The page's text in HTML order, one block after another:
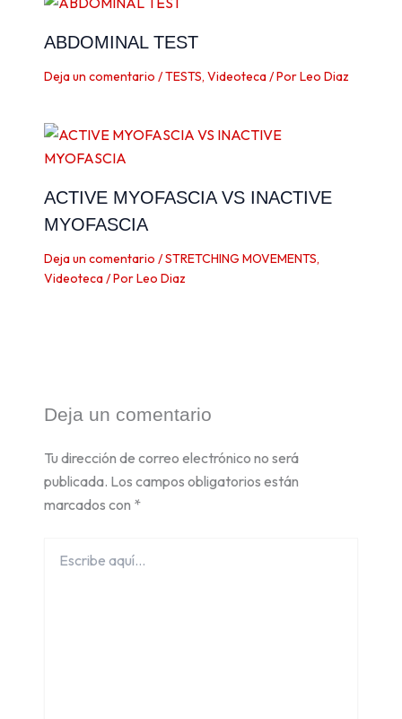
ABDOMINAL TEST
Deja un comentario /TESTS, Videoteca/ PorLeo Diaz
ACTIVE MYOFASCIA VS INACTIVE
MYOFASCIA
Deja un comentario /STRETCHING MOVEMENTS,
Videoteca/ PorLeo Diaz
Deja un comentario
Tu dirección de correo electrónico no será
publicada. Los campos obligatorios están
marcados con *
aquí...